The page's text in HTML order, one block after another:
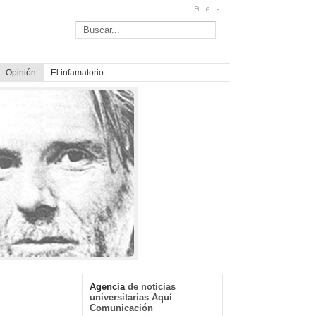
Opinión El infamatorio
Agencia de noticias
universitarias Aquí
Comunicación